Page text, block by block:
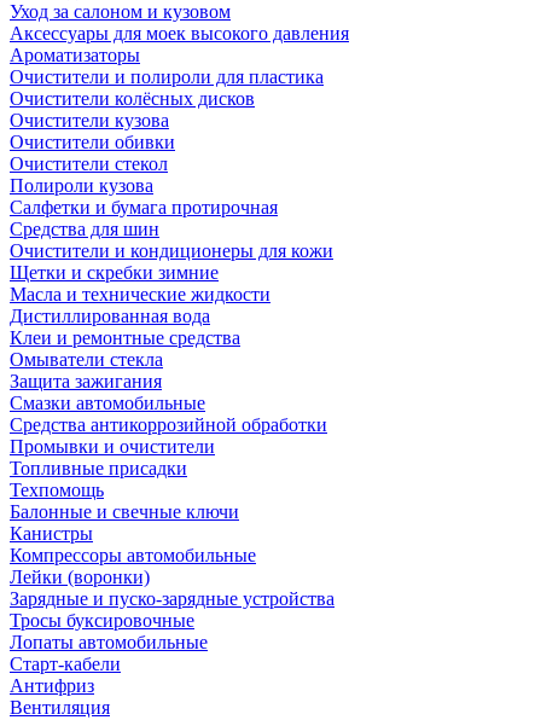
Уход за салоном и кузовом
Аксессуары для моек высокого давления
Ароматизаторы
Очистители и полироли для пластика
Очистители колёсных дисков
Очистители кузова
Очистители обивки
Очистители стекол
Полироли кузова
Салфетки и бумага протирочная
Средства для шин
Очистители и кондиционеры для кожи
Щетки и скребки зимние
Масла и технические жидкости
Дистиллированная вода
Клеи и ремонтные средства
Омыватели стекла
Защита зажигания
Смазки автомобильные
Средства антикоррозийной обработки
Промывки и очистители
Топливные присадки
Техпомощь
Балонные и свечные ключи
Канистры
Компрессоры автомобильные
Лейки (воронки)
Зарядные и пуско-зарядные устройства
Тросы буксировочные
Лопаты автомобильные
Старт-кабели
Антифриз
Вентиляция